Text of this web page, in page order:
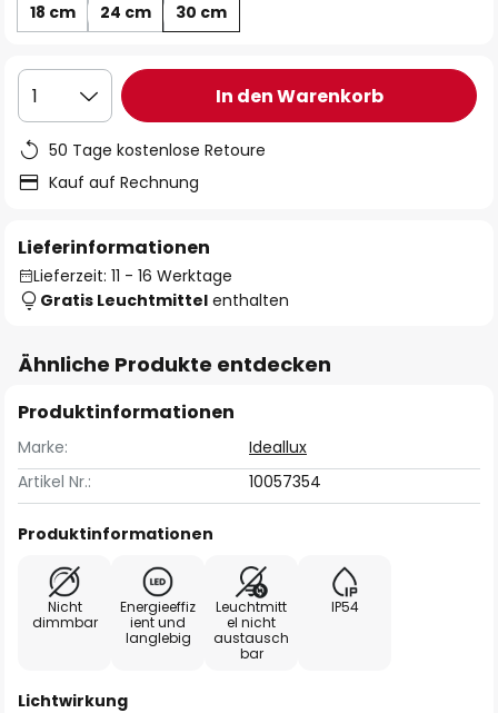
18 cm
24 cm 30 cm
1 In den Warenkorb
50 Tage kostenlose Retoure
Kauf auf Rechnung
Lieferinformationen
Lieferzeit: 11 - 16 Werktage
Gratis Leuchtmittel enthalten
Ähnliche Produkte entdecken
Produktinformationen
Marke:
Ideallux
Artikel Nr.:
10057354
Produktinformationen
Nicht
dimmbar
Energieeffiz
ient und
langlebig
Leuchtmitt
el nicht
austausch
bar
IP54
Lichtwirkung